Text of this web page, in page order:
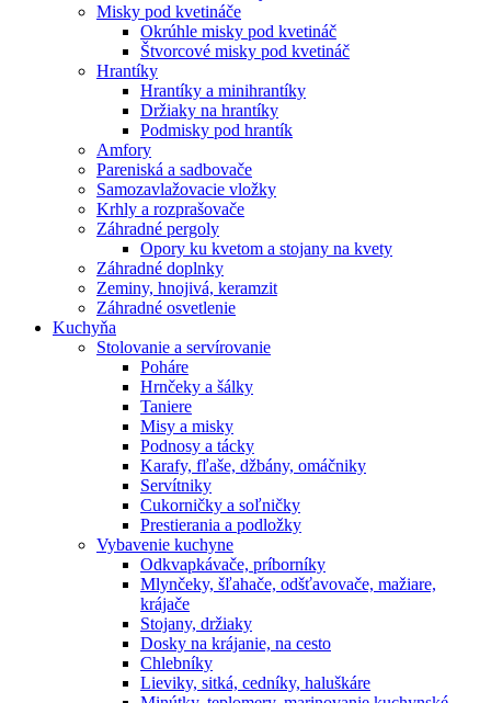
Misky pod kvetináče
Okrúhle misky pod kvetináč
Štvorcové misky pod kvetináč
Hrantíky
Hrantíky a minihrantíky
Držiaky na hrantíky
Podmisky pod hrantík
Amfory
Pareniská a sadbovače
Samozavlažovacie vložky
Krhly a rozprašovače
Záhradné pergoly
Opory ku kvetom a stojany na kvety
Záhradné doplnky
Zeminy, hnojivá, keramzit
Záhradné osvetlenie
Kuchyňa
Stolovanie a servírovanie
Poháre
Hrnčeky a šálky
Taniere
Misy a misky
Podnosy a tácky
Karafy, fľaše, džbány, omáčniky
Servítniky
Cukorničky a soľničky
Prestierania a podložky
Vybavenie kuchyne
Odkvapkávače, príborníky
Mlynčeky, šľahače, odšťavovače, mažiare,
krájače
Stojany, držiaky
Dosky na krájanie, na cesto
Chlebníky
Lieviky, sitká, cedníky, haluškáre